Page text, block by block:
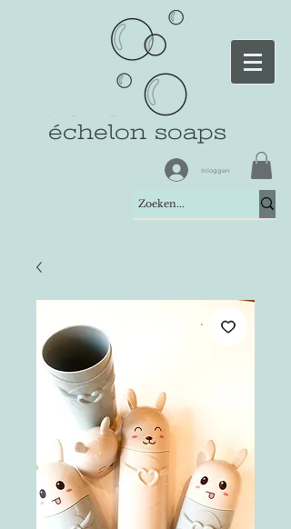
échelon soaps
Inloggen